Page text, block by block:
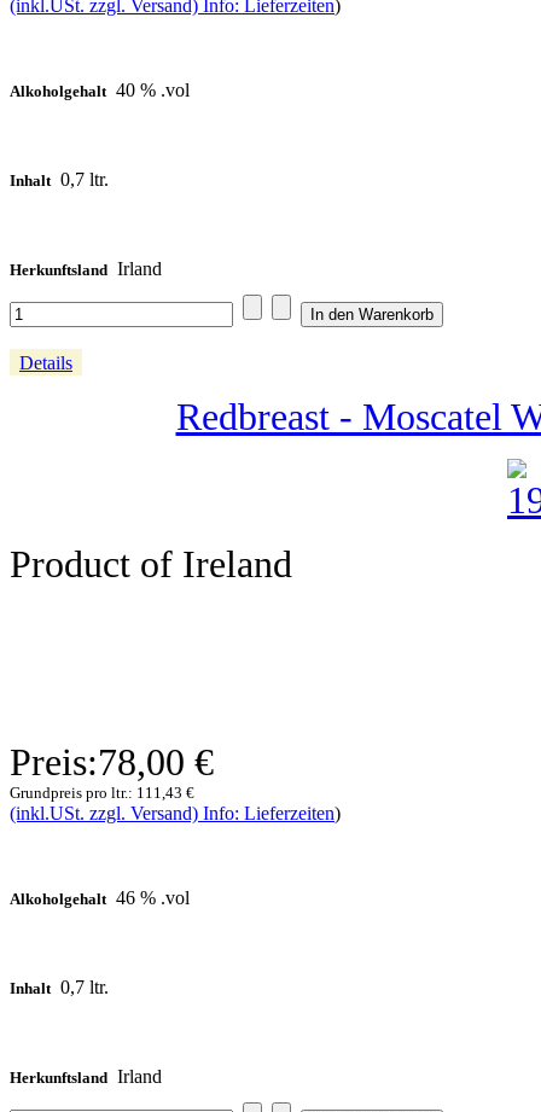
(inkl.USt. zzgl. Versand) Info: Lieferzeiten)
Alkoholgehalt 40 % .vol
Inhalt 0,7 ltr.
Herkunftsland Irland
Details
Redbreast - Moscatel
Product of Ireland
Preis:78,00 €
Grundpreis pro ltr.: 111,43 €
(inkl.USt. zzgl. Versand) Info: Lieferzeiten)
Alkoholgehalt 46 % .vol
Inhalt 0,7 ltr.
Herkunftsland Irland